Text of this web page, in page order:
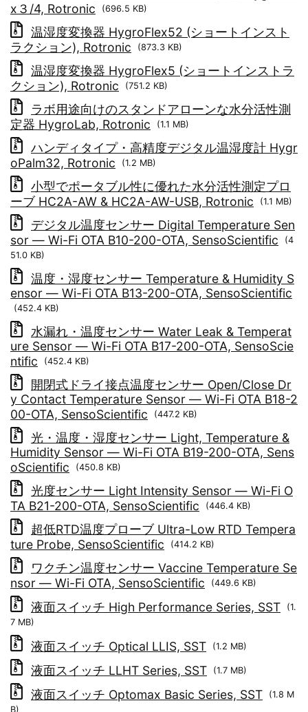
x３/4, Rotronic
(696.5 KB)
温湿度変換器 HygroFlex52 (ショートインスト
ラクション), Rotronic
(873.3 KB)
温湿度変換器 HygroFlex5 (ショートインストラ
クション), Rotronic
(751.2 KB)
ラボ用途向けのスタンドアローンな水分活性測
定器 HygroLab, Rotronic
(1.1 MB)
ハンディタイプ・高精度デジタル温湿度計 Hygr
oPalm32, Rotronic
(1.2 MB)
小型でポータブル性に優れた水分活性測定プロ
ーブ HC2A-AW & HC2A-AW-USB, Rotronic
(1.1 MB)
デジタル温度センサー Digital Temperature Sen
sor ― Wi-Fi OTA B10-200-OTA, SensoScientific
(4
51.0 KB)
温度・湿度センサー Temperature & Humidity S
ensor ― Wi-Fi OTA B13-200-OTA, SensoScientific
(452.4 KB)
水漏れ・温度センサー Water Leak & Temperat
ure Sensor ― Wi-Fi OTA B17-200-OTA, SensoScie
ntific
(452.4 KB)
開閉式ドライ接点温度センサー Open/Close Dr
y Contact Temperature Sensor ― Wi-Fi OTA B18-2
00-OTA, SensoScientific
(447.2 KB)
光・温度・湿度センサー Light, Temperature &
Humidity Sensor ― Wi-Fi OTA B19-200-OTA, Sens
oScientific
(450.8 KB)
光度センサー Light Intensity Sensor ― Wi-Fi O
TA B21-200-OTA, SensoScientific
(446.4 KB)
超低RTD温度プローブ Ultra-Low RTD Tempera
ture Probe, SensoScientific
(414.2 KB)
ワクチン温度センサー Vaccine Temperature Se
nsor ― Wi-Fi OTA, SensoScientific
(449.6 KB)
液面スイッチ High Performance Series, SST
(1.
7 MB)
液面スイッチ Optical LLIS, SST (1.2 MB)
液面スイッチ LLHT Series, SST (1.7 MB)
液面スイッチ Optomax Basic Series, SST
(1.8 M
B)